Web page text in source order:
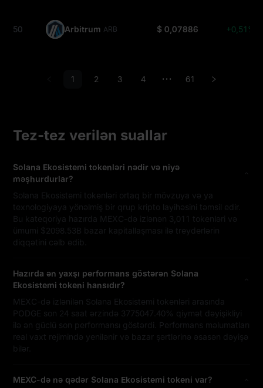
50 Arbitrum ARB $ 0,07886 +0,51%
1 2 3 4 ••• 61
Tez-tez verilən suallar
Solana Ekosistemi tokenləri nədir və niyə
məşhurdurlar?
Solana Ekosistemi tokenləri ortaq bir mövzuya və ya
texnologiyaya yönəlmiş bir qrup kripto layihəsini təmsil edir.
Bu kateqoriya hazırda MEXC-də izlənən 3,011 tokenləri və
ümumi $2098.53B bazar kapitallaşması ilə treyderlərin
diqqətini cəlb edib.
Hazırda ən yaxşı performans göstərən Solana
Ekosistemi tokeni hansıdır?
MEXC-də izlənilən Solana Ekosistemi tokenləri arasında
PODGE son 24 saat ərzində 3775047.40% qiymət dəyişikliyi
ilə ən güclü son performansı göstərdi. Performans məlumatları
real vaxt rejimində yenilənir və bazar şərtlərinə əsasən dəyişə
bilər.
MEXC-də nə qədər Solana Ekosistemi tokeni var?